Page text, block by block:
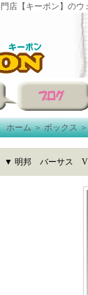
店【キーポン】の
ホーム＞ボックス
▼ 明邦 バーサス